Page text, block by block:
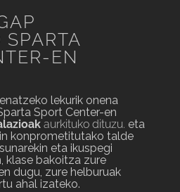
EN
lekurik onena
Sport Center-en
aurkituko dituzu. eta
konprometitutako talde
eta ikuspegi
klase bakoitza zure
dugu, zure helburuak
ahal izateko.